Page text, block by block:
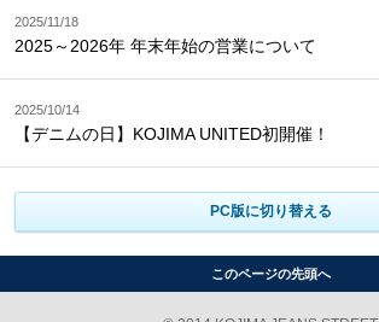
2025/11/18
2025～2026年 年末年始の営業について
2025/10/14
【デニムの日】KOJIMA UNITED初開催！
PC版に切り替える
このページの先頭へ